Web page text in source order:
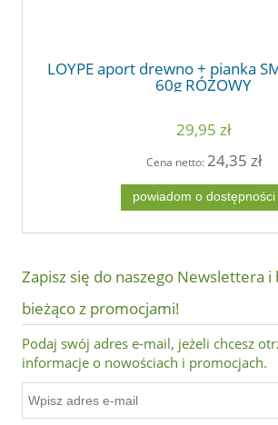
LOYPE aport drewno + pianka
60g RÓŻOWY
29,95 zł
Cena netto:24,35 zł
powiadom o dostępności
Zapisz się do naszego Newslettera i
bieżąco z promocjami!
Podaj swój adres e-mail, jeżeli chcesz
informacje o nowościach i promocjach.